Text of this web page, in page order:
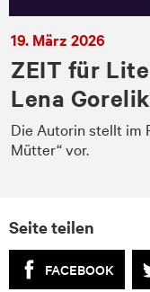
19. März 2026
ZEIT für
Lena Gorelik
Die Autorin stellt im
Mütter“ vor.
Seite teilen
FACEBOOK